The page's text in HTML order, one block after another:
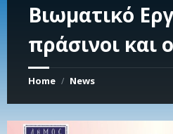
Βιωματικό
πράσινοι και
Home / News